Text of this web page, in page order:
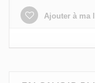
Ajouter à ma